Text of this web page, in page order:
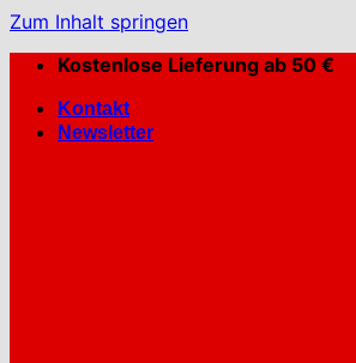
Zum Inhalt springen
Kostenlose Lieferung ab 50 €
Kontakt
Newsletter